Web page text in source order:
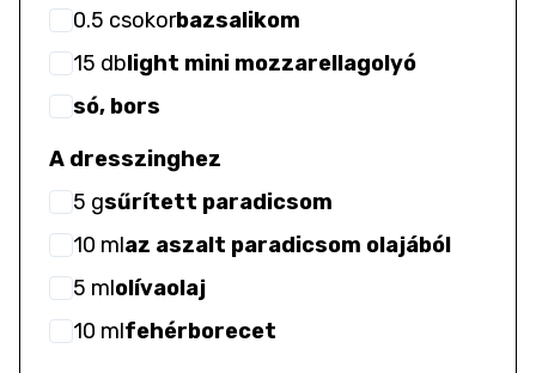
0.5 csokorbazsalikom
15 dblight mini mozzarellagolyó
só, bors
A dresszinghez
5 gsűrített paradicsom
10 mlaz aszalt paradicsom olajából
5 mlolívaolaj
10 mlfehérborecet